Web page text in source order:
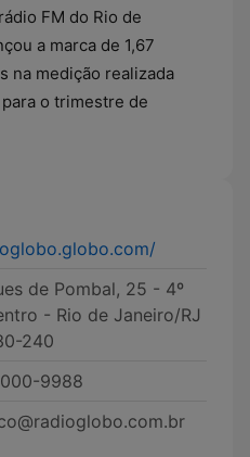
FM do Rio de
a marca de 1,67
na medição realizada
o trimestre de
de Pombal, 25 - 4º
- Rio de Janeiro/RJ
240
9988